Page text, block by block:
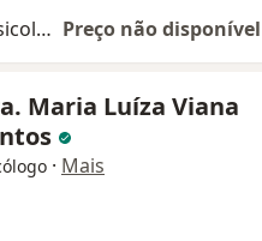
Primeira consulta psicologia Preço não disponível
Maria Luíza Viana
· Mais